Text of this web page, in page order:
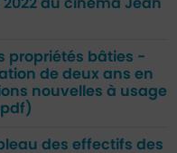
du cinéma Jean
propriétés bâties -
de deux ans en
nouvelles à usage
pdf)
des effectifs des